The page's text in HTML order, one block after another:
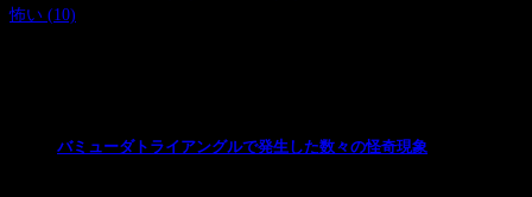
怖い (10)
バミューダトライアングルで発生した数々の怪奇現象